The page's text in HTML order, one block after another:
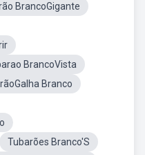
BrancoGigante
BrancoVista
Branco
Tubarões Branco'S